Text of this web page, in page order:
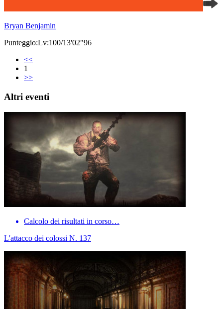
Bryan Benjamin
Punteggio:Lv:100/13'02"96
<<
1
>>
Altri eventi
Calcolo dei risultati in corso…
L'attacco dei colossi N. 137